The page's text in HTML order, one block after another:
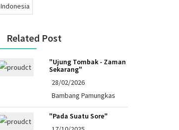
Indonesia
Related Post
"Ujung Tombak - Zaman
Sekarang"
28/02/2026
Bambang Pamungkas
"Pada Suatu Sore"